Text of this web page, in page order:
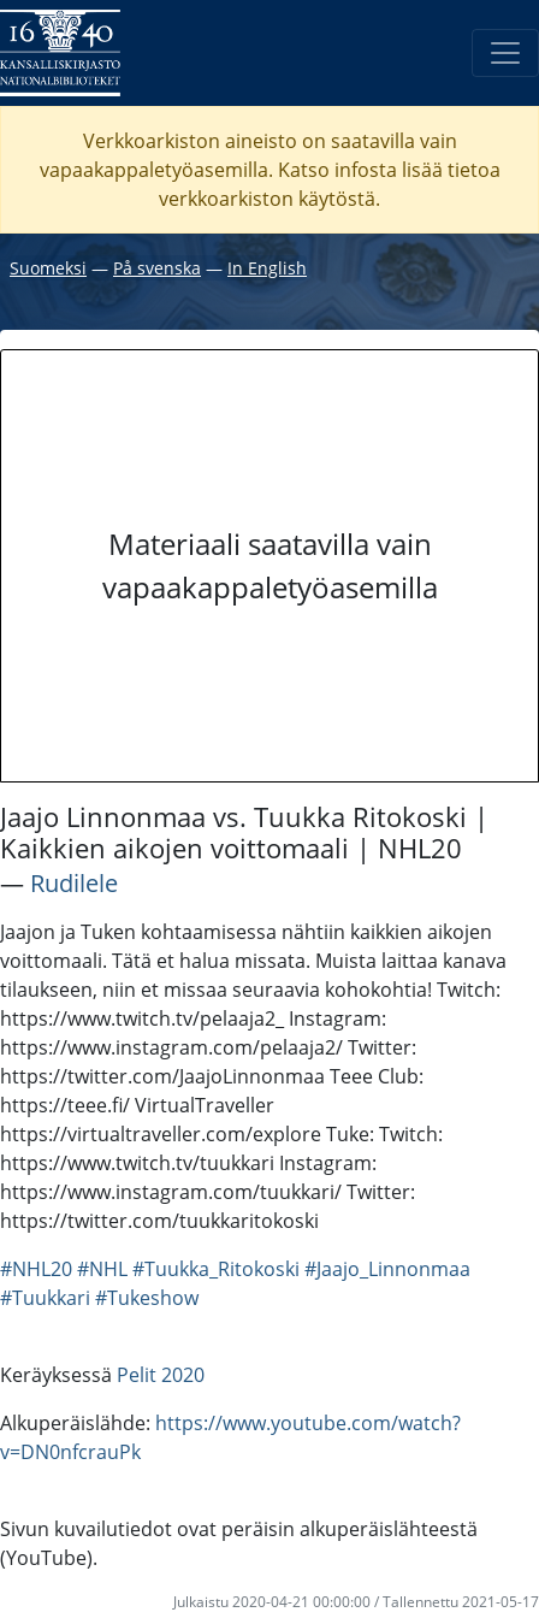
Verkkoarkiston aineisto on saatavilla vain
vapaakappaletyöasemilla. Katso infosta lisää tietoa
verkkoarkiston käytöstä.
Suomeksi ― På svenska ―In English
Materiaali saatavilla vain
vapaakappaletyöasemilla
Jaajo Linnonmaa vs. Tuukka Ritokoski |
Kaikkien aikojen voittomaali | NHL20
― Rudilele
Jaajon ja Tuken kohtaamisessa nähtiin kaikkien aikojen
voittomaali. Tätä et halua missata. Muista laittaa kanava
tilaukseen, niin et missaa seuraavia kohokohtia! Twitch:
https://www.twitch.tv/pelaaja2_ Instagram:
https://www.instagram.com/pelaaja2/ Twitter:
https://twitter.com/JaajoLinnonmaa Teee Club:
https://teee.fi/ VirtualTraveller
https://virtualtraveller.com/explore Tuke: Twitch:
https://www.twitch.tv/tuukkari Instagram:
https://www.instagram.com/tuukkari/ Twitter:
https://twitter.com/tuukkaritokoski
#NHL20#NHL#Tuukka_Ritokoski #Jaajo_Linnonmaa
#Tuukkari #Tukeshow
Keräyksessä Pelit 2020
Alkuperäislähde: https://www.youtube.com/watch?
v=DN0nfcrauPk
Sivun kuvailutiedot ovat peräisin alkuperäislähteestä
(YouTube).
Julkaistu 2020-04-21 00:00:00 / Tallennettu 2021-05-17